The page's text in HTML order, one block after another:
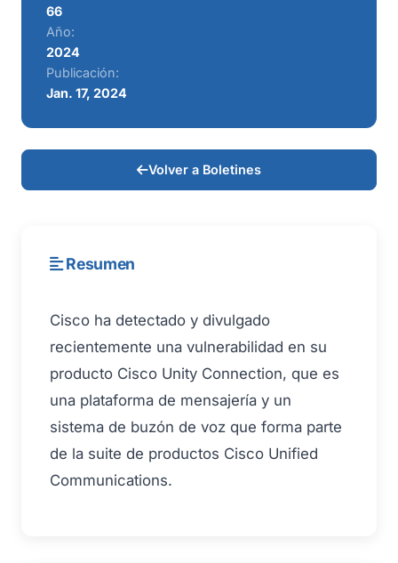
Resumen
Cisco ha detectado y divulgado
recientemente una vulnerabilidad en su
producto Cisco Unity Connection, que es
una plataforma de mensajería y un
sistema de buzón de voz que forma parte
de la suite de productos Cisco Unified
Communications.
66
Año:
2024
Publicación:
Jan. 17, 2024
Volver a Boletines